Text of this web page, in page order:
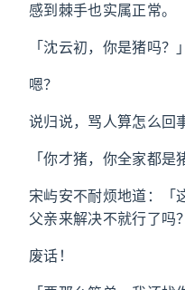
感到棘手也实属正常。
「沈云初，你是猪吗？」
嗯？
说归说，骂人算怎么回
「你才猪，你全家都是
宋屿安不耐烦地道：「
父亲来解决不就行了吗
废话！